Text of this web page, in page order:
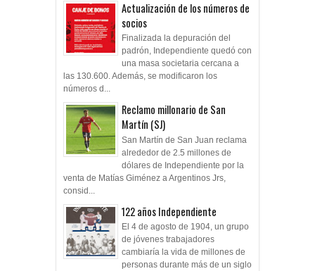
Actualización de los números de
socios
Finalizada la depuración del
padrón, Independiente quedó con
una masa societaria cercana a
las 130.600. Además, se modificaron los
números d...
Reclamo millonario de San
Martín (SJ)
San Martín de San Juan reclama
alrededor de 2.5 millones de
dólares de Independiente por la
venta de Matías Giménez a Argentinos Jrs,
consid...
122 años Independiente
El 4 de agosto de 1904, un grupo
de jóvenes trabajadores
cambiaría la vida de millones de
personas durante más de un siglo